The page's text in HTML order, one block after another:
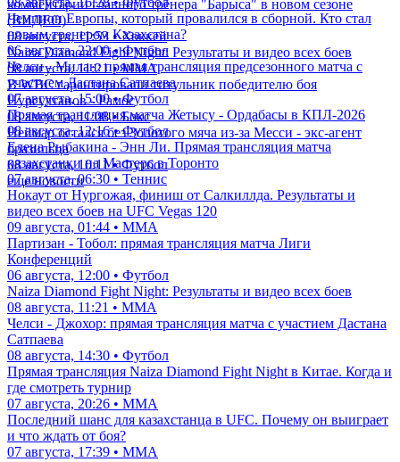
комментарии главного тренера "Барыса" в новом сезоне
(ВИДЕО)
08 августа, 11:53 • Хоккей
Naiza Diamond Fight Night: Результаты и видео всех боев
08 августа, 11:21 • ММА
В WBC гарантировали титульник победителю боя
Нурсултанов - Рамос
08 августа, 11:08 • Бокс
Неймар остался без Золотого мяча из-за Месси - экс-агент
бразильца
08 августа, 10:11 • Футбол
еще новости
Чемпион Европы, который провалился в сборной. Кто стал
новым тренером Казахстана?
06 августа, 22:00 • Футбол
Челси - Милан: прямая трансляция предсезонного матча с
участием Дастана Сатпаева
07 августа, 15:00 • Футбол
Прямая трансляция матча Жетысу - Ордабасы в КПЛ-2026
08 августа, 12:16 • Футбол
Елена Рыбакина - Энн Ли. Прямая трансляция матча
казахстанки на Мастерс в Торонто
07 августа, 06:30 • Теннис
Нокаут от Нургожая, финиш от Салкиллда. Результаты и
видео всех боев на UFC Vegas 120
09 августа, 01:44 • ММА
Партизан - Тобол: прямая трансляция матча Лиги
Конференций
06 августа, 12:00 • Футбол
Naiza Diamond Fight Night: Результаты и видео всех боев
08 августа, 11:21 • ММА
Челси - Джохор: прямая трансляция матча с участием Дастана
Сатпаева
08 августа, 14:30 • Футбол
Прямая трансляция Naiza Diamond Fight Night в Китае. Когда и
где смотреть турнир
07 августа, 20:26 • ММА
Последний шанс для казахстанца в UFC. Почему он выиграет
и что ждать от боя?
07 августа, 17:39 • ММА